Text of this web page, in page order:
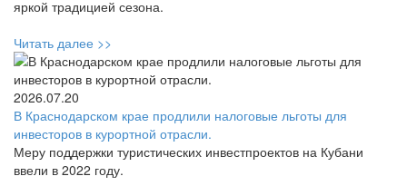
яркой традицией сезона.
Читать далее >>
2026.07.20
В Краснодарском крае продлили налоговые льготы для
инвесторов в курортной отрасли.
Меру поддержки туристических инвестпроектов на Кубани
ввели в 2022 году.